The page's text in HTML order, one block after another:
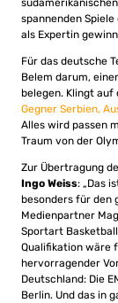
spannenden
als Expertin
Für das deutsche
Belem darum,
belegen. Klingt auf
Gegner Serbien,
Alles wird passen
Traum von der
Zur Übertragung
Ingo Weiss: „Das
besonders für den
Medienpartner
Sportart
Qualifikation wäre
hervorragender
Deutschland: Die
Berlin. Und das in